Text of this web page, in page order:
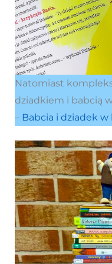
Natomiast
dziadkiem i babcią
– Babcia i dziadek